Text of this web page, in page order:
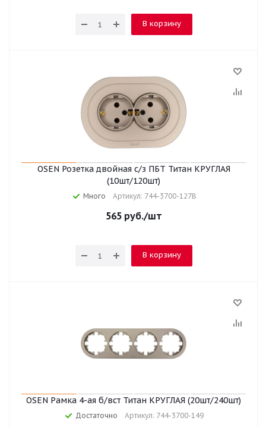
В корзину
OSEN Розетка двойная с/з ПБТ Титан КРУГЛАЯ
(10шт/120шт)
Много Артикул: 744-3700-127B
565руб./шт
В корзину
OSEN Рамка 4-ая б/вст Титан КРУГЛАЯ (20шт/240шт)
Достаточно Артикул: 744-3700-149